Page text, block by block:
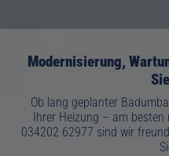
Modernisierung,
Ob lang geplanter
Ihrer Heizung – am besten
034202 62977 sind wir